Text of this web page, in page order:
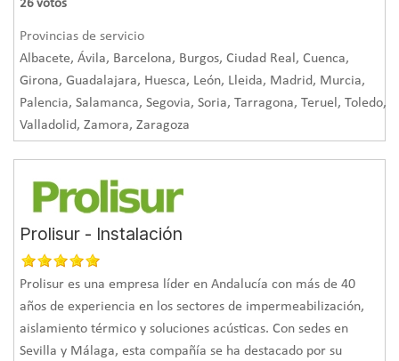
instalador profesional que garantice que se cumplen las
exigencias delCódigo Técnico de Edificación (CTE)
Impermeabilización
La instalación de sistemas de impermeabilización
soluciona problemas de humedad, condensaciones y
filtraciones. Para impermeabilizar con éxito es necesario
tener en cuenta:
La aplicación.
y muros para evitar daños, mejorar la salubridad de los
edificios y reforzar y proteger los cimientos, a la vez que se
mejora la eficiencia energética. Es necesario detectar en
26 votos
Provincias de servicio
Albacete, Ávila, Barcelona, Burgos, Ciudad Real, Cuenca,
Girona, Guadalajara, Huesca, León, Lleida, Madrid, Murcia,
Palencia, Salamanca, Segovia, Soria, Tarragona, Teruel, Toledo,
Valladolid, Zamora, Zaragoza
Prolisur - Instalación
Prolisur es una empresa líder en Andalucía con más de 40
años de experiencia en los sectores de impermeabilización,
aislamiento térmico y soluciones acústicas. Con sedes en
Sevilla y Málaga, esta compañía se ha destacado por su